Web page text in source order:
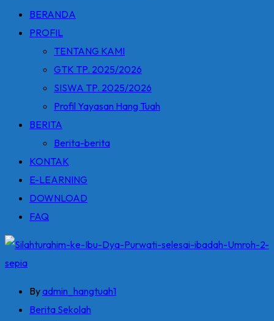
BERANDA
PROFIL
TENTANG KAMI
GTK TP. 2025/2026
SISWA TP. 2025/2026
Profil Yayasan Hang Tuah
BERITA
Berita-berita
KONTAK
E-LEARNING
DOWNLOAD
FAQ
Byadmin_hangtuah1
Berita Sekolah